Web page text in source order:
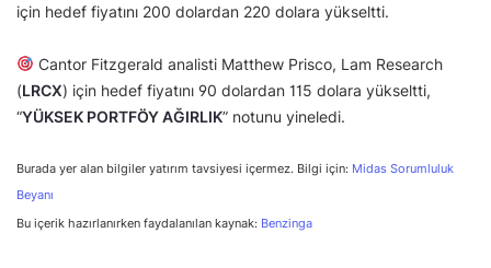
için hedef fiyatını 200 dolardan 220 dolara yükseltti.
Cantor Fitzgerald analisti Matthew Prisco, Lam Research
(LRCX) için hedef fiyatını 90 dolardan 115 dolara yükseltti,
“YÜKSEK PORTFÖY AĞIRLIK” notunu yineledi.
Burada yer alan bilgiler yatırım tavsiyesi içermez. Bilgi için: Midas Sorumluluk
Beyanı
Bu içerik hazırlanırken faydalanılan kaynak: Benzinga